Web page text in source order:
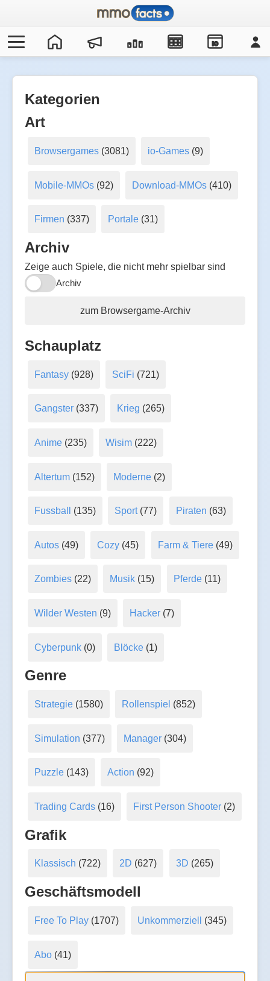
IO
Kategorien
Art
Browsergames(3081) io-Games (9)
Mobile-MMOs(92) Download-MMOs (410)
Firmen (337) Portale (31)
Archiv
Zeige auch Spiele, die nicht mehr spielbar sind
Archiv
zum Browsergame-Archiv
Schauplatz
Fantasy(928) SciFi (721)
Gangster(337) Krieg (265)
Anime(235) Wisim (222)
Altertum(152) Moderne (2)
Fussball (135) Sport(77) Piraten (63)
Autos(49) Cozy (45) Farm & Tiere(49)
Zombies(22) Musik (15) Pferde(11)
Wilder Westen (9) Hacker (7)
Cyberpunk(0) Blöcke (1)
Genre
Strategie(1580) Rollenspiel (852)
Simulation (377) Manager (304)
Puzzle(143) Action (92)
Trading Cards(16) First Person Shooter (2)
Grafik
Klassisch (722) 2D (627) 3D (265)
Geschäftsmodell
Free To Play(1707) Unkommerziell (345)
Abo(41)